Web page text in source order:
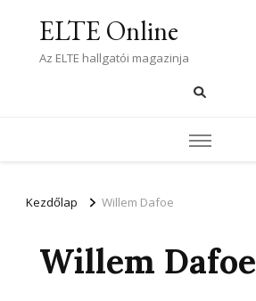
ELTE Online
Az ELTE hallgatói magazinja
Kezdőlap Willem Dafoe
Willem Dafoe